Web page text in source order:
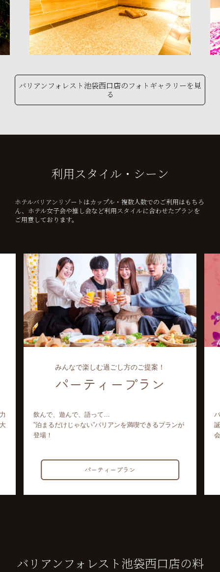
バリアンフォレスト池袋西口店のフォトギャラリーを見
る
利用スタイル・シーン
ホテルバリアンリゾートはカップル・複数人数でのご利用はもちろ
ん、ホテル女子会や推し会など利用スタイルに合わせたプランを
ご用意しております。
都会で気軽にリゾート気分♪
女子会プラン
バリアンといえば女子会として人気のホテル！友達の
誕生日や記念日・お祝い、推し会にもピッタリの女子
会プランをご用意♪
バリアンの女子会ページ
バリアンフォレスト池袋西口店の料